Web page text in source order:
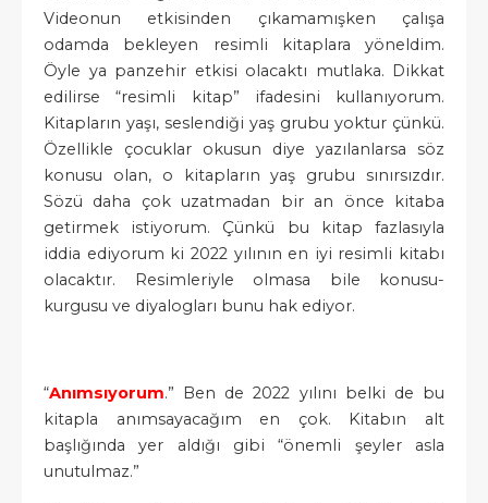
Videonun etkisinden çıkamamışken çalışa
odamda bekleyen resimli kitaplara yöneldim.
Öyle ya panzehir etkisi olacaktı mutlaka. Dikkat
edilirse “resimli kitap” ifadesini kullanıyorum.
Kitapların yaşı, seslendiği yaş grubu yoktur çünkü.
Özellikle çocuklar okusun diye yazılanlarsa söz
konusu olan, o kitapların yaş grubu sınırsızdır.
Sözü daha çok uzatmadan bir an önce kitaba
getirmek istiyorum. Çünkü bu kitap fazlasıyla
iddia ediyorum ki 2022 yılının en iyi resimli kitabı
olacaktır. Resimleriyle olmasa bile konusu-
kurgusu ve diyalogları bunu hak ediyor.
“Anımsıyorum.” Ben de 2022 yılını belki de bu
kitapla anımsayacağım en çok. Kitabın alt
başlığında yer aldığı gibi “önemli şeyler asla
unutulmaz.”